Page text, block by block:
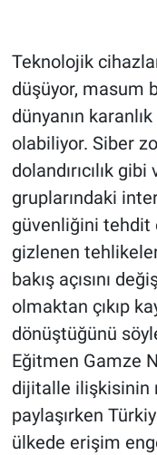
Teknolojik
düşüyor, masum
dünyanın
olabiliyor. Siber
dolandırıcılık
gruplarındaki
güvenliğini tehdit
gizlenen
bakış açısını
olmaktan çıkıp
dönüştüğünü
Eğitmen Gamze
dijitalle ilişkisinin
paylaşırken
ülkede erişim
Kimdir
Koronavirüs
Kültür Sanat
Ne demişti
Nedir
Popüler
Programlar
Sağlık